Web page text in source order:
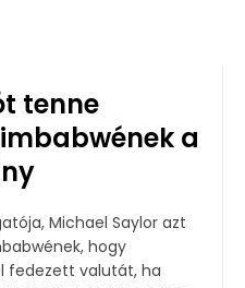
tenne
a
Michael Saylor azt
hogy
fedezett valutát, ha